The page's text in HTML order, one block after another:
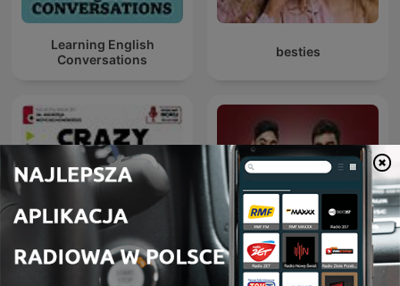
Learning English
Conversations
besties